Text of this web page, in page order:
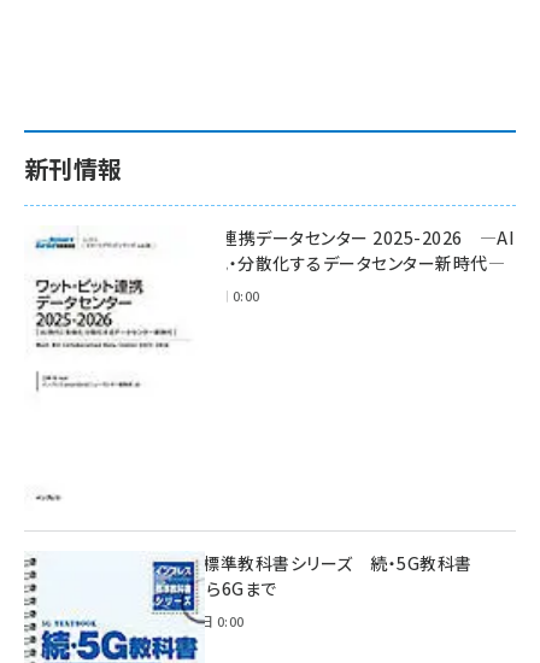
新刊情報
ワット・ビット連携データセンター 2025-2026 ―AI
時代に多様化・分散化するデータセンター新時代―
2025年11月28日 0:00
インプレス標準教科書シリーズ 続・5G教科書
NSA/SAから6Gまで
2023年4月3日 0:00